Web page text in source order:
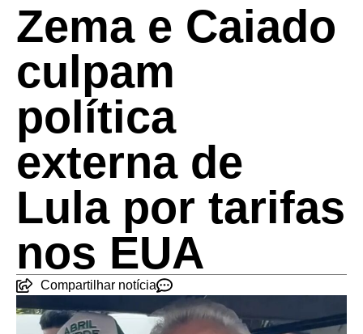
Zema e Caiado
culpam
política
externa de
Lula por tarifas
nos EUA
Compartilhar notícia